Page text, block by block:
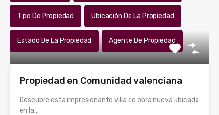
Tipo De Propiedad Ubicación De La Propiedad
Estado De La Propiedad Agente De Propiedad
Propiedad en Comunidad valenciana
Descubre esta impresionante villa de obra nueva ubicada
en la…